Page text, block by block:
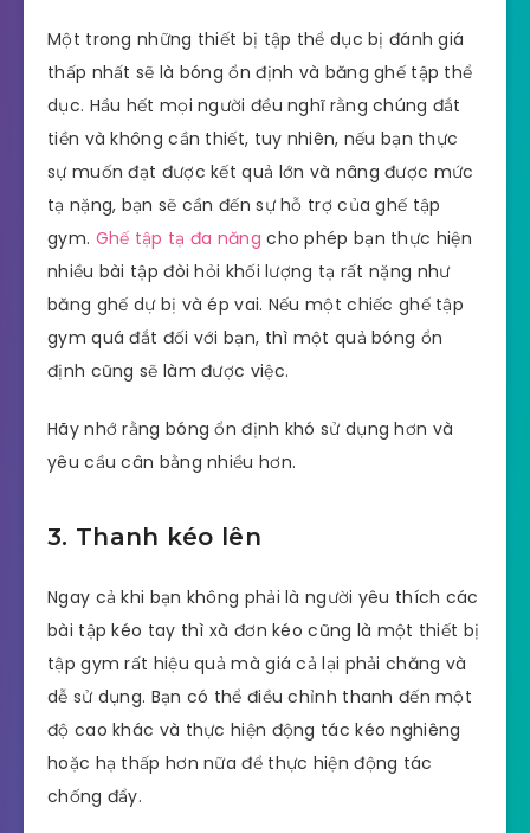
Một trong những thiết bị tập thể dục bị đánh giá
thấp nhất sẽ là bóng ổn định và băng ghế tập thể
dục. Hầu hết mọi người đều nghĩ rằng chúng đắt
tiền và không cần thiết, tuy nhiên, nếu bạn thực
sự muốn đạt được kết quả lớn và nâng được mức
tạ nặng, bạn sẽ cần đến sự hỗ trợ của ghế tập
gym. Ghế tập tạ đa năng cho phép bạn thực hiện
nhiều bài tập đòi hỏi khối lượng tạ rất nặng như
băng ghế dự bị và ép vai. Nếu một chiếc ghế tập
gym quá đắt đối với bạn, thì một quả bóng ổn
định cũng sẽ làm được việc.
Hãy nhớ rằng bóng ổn định khó sử dụng hơn và
yêu cầu cân bằng nhiều hơn.
3. Thanh kéo lên
Ngay cả khi bạn không phải là người yêu thích các
bài tập kéo tay thì xà đơn kéo cũng là một thiết bị
tập gym rất hiệu quả mà giá cả lại phải chăng và
dễ sử dụng. Bạn có thể điều chỉnh thanh đến một
độ cao khác và thực hiện động tác kéo nghiêng
hoặc hạ thấp hơn nữa để thực hiện động tác
chống đẩy.